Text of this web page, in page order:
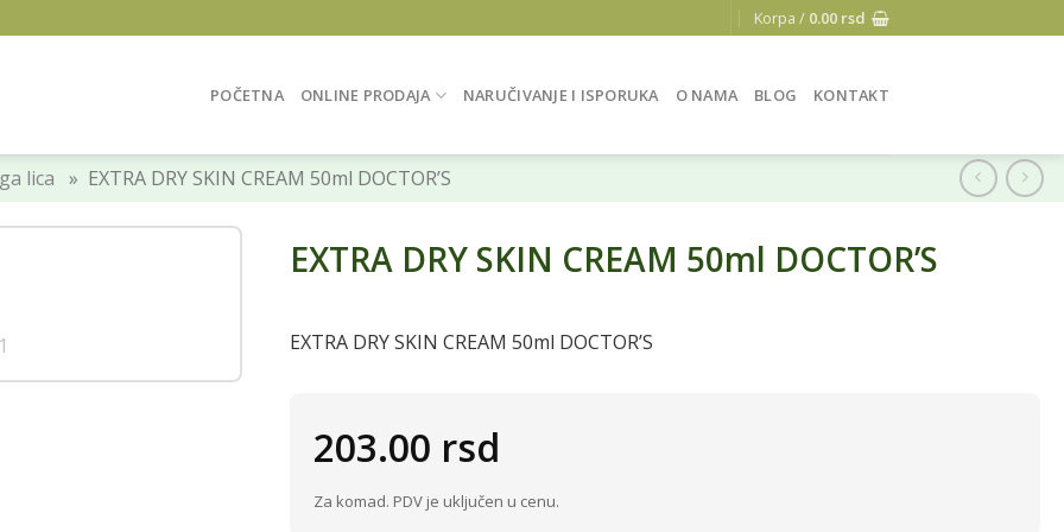
Korpa / 0.00 rsd
POČETNA ONLINE PRODAJA NARUČIVANJE I ISPORUKA O NAMA BLOG KONTAKT
lica » EXTRA DRY SKIN CREAM 50ml DOCTOR’S
EXTRA DRY SKIN CREAM 50ml DOCTOR’S
EXTRA DRY SKIN CREAM 50ml DOCTOR’S
203.00 rsd
Za komad. PDV je uključen u cenu.